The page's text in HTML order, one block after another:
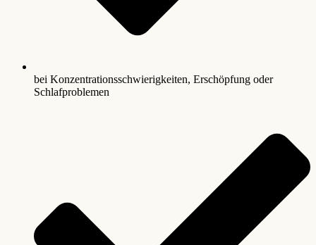
bei Konzentrationsschwierigkeiten, Erschöpfung oder
Schlafproblemen